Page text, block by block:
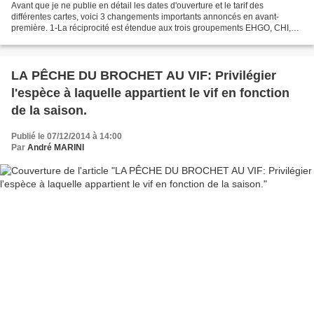
Avant que je ne publie en détail les dates d'ouverture et le tarif des
différentes cartes, voici 3 changements importants annoncés en avant-
première. 1-La réciprocité est étendue aux trois groupements EHGO, CHI,
LA PÊCHE DU BROCHET AU VIF: Privilégier
l'espèce à laquelle appartient le vif en fonction
de la saison.
Publié le 07/12/2014 à 14:00
Par André MARINI